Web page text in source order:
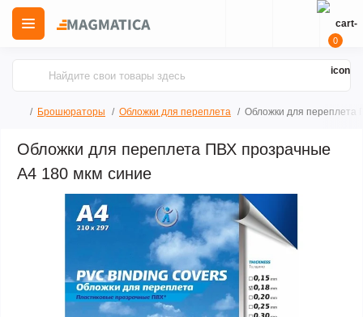
0
Брошюраторы Обложки для переплета Обложки для переплета
Обложки для переплета ПВХ прозрачные
А4 180 мкм синие